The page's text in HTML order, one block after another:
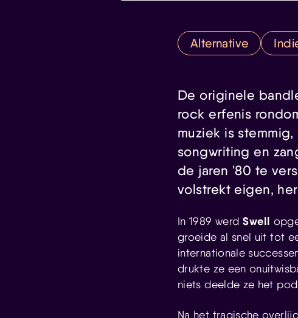
Alternative
De originele
rock erfenis
muziek is
songwriting en
de jaren '80 te
volstrekt eigen,
In 1989 werd Swell
groeide al snel uit tot
internationale
drukte ze een
niets deelde ze het
Na het tragische